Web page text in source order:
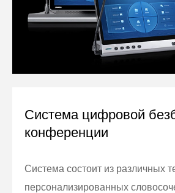
Система цифровой
конференции
Система состоит из различных
персонализированных